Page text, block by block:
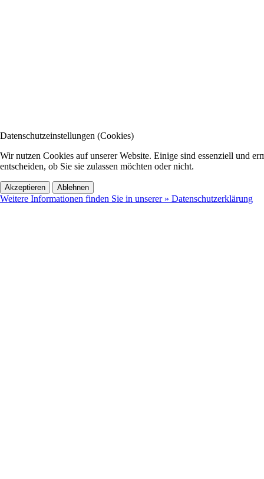
Datenschutzeinstellungen (Cookies)
Wir nutzen Cookies auf unserer Website. Einige sind essenziell und
entscheiden, ob Sie sie zulassen möchten oder nicht.
Akzeptieren Ablehnen
Weitere Informationen finden Sie in unserer » Datenschutzerklärung